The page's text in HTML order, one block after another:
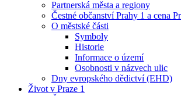
Partnerská města a regiony
Čestné občanství Prahy 1 a cena
O městské části
Symboly
Historie
Informace o území
Osobnosti v názvech ulic
Dny evropského dědictví (EHD)
Život v Praze 1